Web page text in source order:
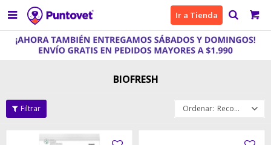
 Ir a Tienda
BIOFRESH
Recomendados